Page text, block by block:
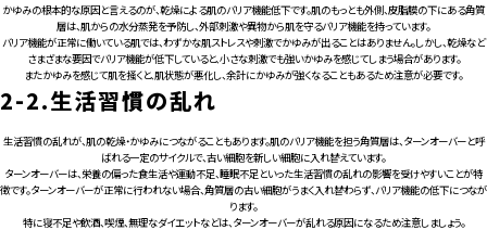
かゆみの根本的な原因と言えるのが、乾燥による肌のバリア機能低下です。肌のもっとも外側、皮脂膜の下にある角質
層は、肌からの水分蒸発を予防し、外部刺激や異物から肌を守るバリア機能を持っています。
バリア機能が正常に働いている肌では、わずかな肌ストレスや刺激でかゆみが出ることはありません。しかし、乾燥など
さまざまな要因でバリア機能が低下していると、小さな刺激でも強いかゆみを感じてしまう場合があります。
またかゆみを感じて肌を掻くと、肌状態が悪化し、余計にかゆみが強くなることもあるため注意が必要です。
2-2.生活習慣の乱れ
生活習慣の乱れが、肌の乾燥・かゆみにつながることもあります。肌のバリア機能を担う角質層は、ターンオーバーと呼
ばれる一定のサイクルで、古い細胞を新しい細胞に入れ替えています。
ターンオーバーは、栄養の偏った食生活や運動不足、睡眠不足といった生活習慣の乱れの影響を受けやすいことが特
徴です。ターンオーバーが正常に行われない場合、角質層の古い細胞がうまく入れ替わらず、バリア機能の低下につなが
ります。
特に寝不足や飲酒、喫煙、無理なダイエットなどは、ターンオーバーが乱れる原因になるため注意しましょう。